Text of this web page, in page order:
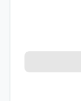
انتخاب
اما
از فضای
و